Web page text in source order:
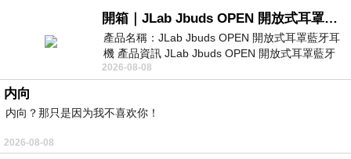
開箱｜JLab Jbuds OPEN 開放式耳罩藍牙耳機 - 設計美學，輕巧、透氣、環境音全物理達成！
產品名稱：JLab Jbuds OPEN 開放式耳罩藍牙耳
機 產品資訊 JLab Jbuds OPEN 開放式耳罩藍牙
耳機評語：非常有特色，值得喜愛美型工
2026-08-08
内向
内向？那只是因为我不喜欢你！
2026-08-08